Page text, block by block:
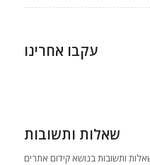
עקבו אחרינו
שאלות ותשובות
ותשובות בנושא קידום אתרים